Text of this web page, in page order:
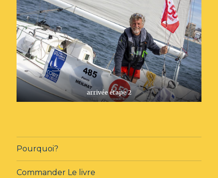
arrivée étape 2
Pourquoi?
Commander Le livre